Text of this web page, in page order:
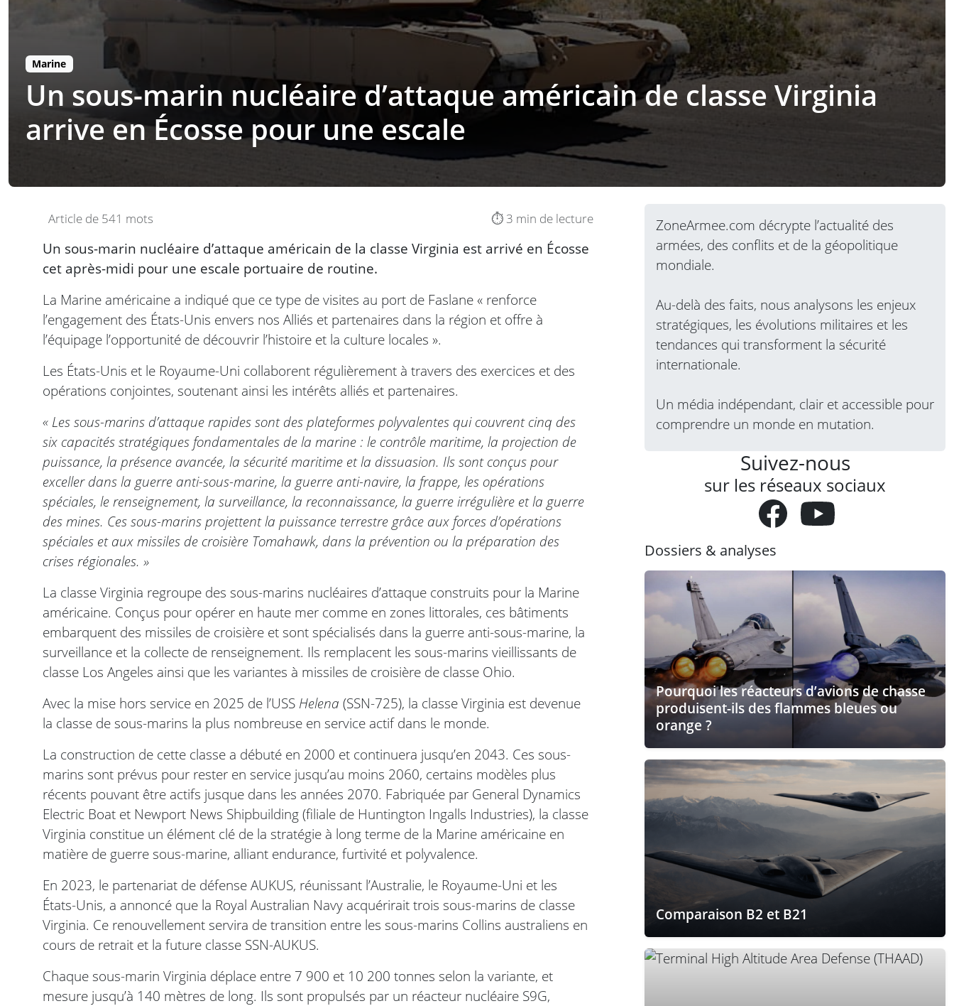
Marine
Un sous-marin nucléaire d’attaque américain de classe Virginia
arrive en Écosse pour une escale
Article de 541 mots ⏱️ 3 min de lecture
Un sous-marin nucléaire d’attaque américain de la classe Virginia est arrivé en Écosse
cet après-midi pour une escale portuaire de routine.
La Marine américaine a indiqué que ce type de visites au port de Faslane « renforce
l’engagement des États-Unis envers nos Alliés et partenaires dans la région et offre à
l’équipage l’opportunité de découvrir l’histoire et la culture locales ».
Les États-Unis et le Royaume-Uni collaborent régulièrement à travers des exercices et des
opérations conjointes, soutenant ainsi les intérêts alliés et partenaires.
« Les sous-marins d’attaque rapides sont des plateformes polyvalentes qui couvrent cinq des
six capacités stratégiques fondamentales de la marine : le contrôle maritime, la projection de
puissance, la présence avancée, la sécurité maritime et la dissuasion. Ils sont conçus pour
exceller dans la guerre anti-sous-marine, la guerre anti-navire, la frappe, les opérations
spéciales, le renseignement, la surveillance, la reconnaissance, la guerre irrégulière et la guerre
des mines. Ces sous-marins projettent la puissance terrestre grâce aux forces d’opérations
spéciales et aux missiles de croisière Tomahawk, dans la prévention ou la préparation des
crises régionales. »
La classe Virginia regroupe des sous-marins nucléaires d’attaque construits pour la Marine
américaine. Conçus pour opérer en haute mer comme en zones littorales, ces bâtiments
embarquent des missiles de croisière et sont spécialisés dans la guerre anti-sous-marine, la
surveillance et la collecte de renseignement. Ils remplacent les sous-marins vieillissants de
classe Los Angeles ainsi que les variantes à missiles de croisière de classe Ohio.
Avec la mise hors service en 2025 de l’USS Helena (SSN-725), la classe Virginia est devenue
la classe de sous-marins la plus nombreuse en service actif dans le monde.
La construction de cette classe a débuté en 2000 et continuera jusqu’en 2043. Ces sous-
marins sont prévus pour rester en service jusqu’au moins 2060, certains modèles plus
récents pouvant être actifs jusque dans les années 2070. Fabriquée par General Dynamics
Electric Boat et Newport News Shipbuilding (filiale de Huntington Ingalls Industries), la classe
Virginia constitue un élément clé de la stratégie à long terme de la Marine américaine en
matière de guerre sous-marine, alliant endurance, furtivité et polyvalence.
En 2023, le partenariat de défense AUKUS, réunissant l’Australie, le Royaume-Uni et les
États-Unis, a annoncé que la Royal Australian Navy acquérirait trois sous-marins de classe
Virginia. Ce renouvellement servira de transition entre les sous-marins Collins australiens en
cours de retrait et la future classe SSN-AUKUS.
Chaque sous-marin Virginia déplace entre 7 900 et 10 200 tonnes selon la variante, et
mesure jusqu’à 140 mètres de long. Ils sont propulsés par un réacteur nucléaire S9G,
ZoneArmee.com décrypte l’actualité des
armées, des conflits et de la géopolitique
mondiale.
Au-delà des faits, nous analysons les enjeux
stratégiques, les évolutions militaires et les
tendances qui transforment la sécurité
internationale.
Un média indépendant, clair et accessible pour
comprendre un monde en mutation.
Suivez-nous
sur les réseaux sociaux
Dossiers & analyses
Pourquoi les réacteurs d’avions de chasse
produisent-ils des flammes bleues ou
orange ?
Comparaison B2 et B21